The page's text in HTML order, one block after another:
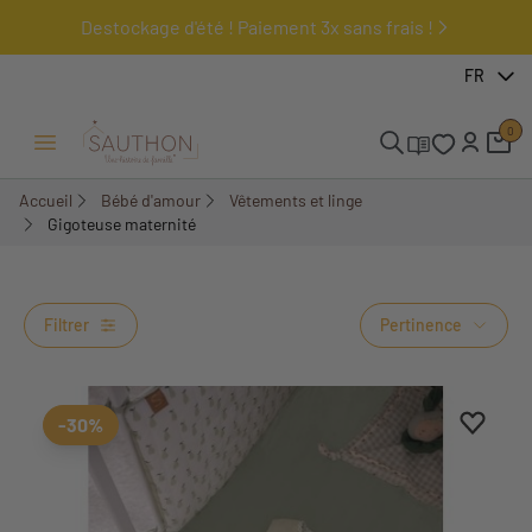
Destockage d'été ! Paiement 3x sans frais !
FR
Ouvrir/Fermer menu
0
Accueil Bébé d'amour
Vêtements et linge
Gigoteuse maternité
Filtrer Pertinence
-30%